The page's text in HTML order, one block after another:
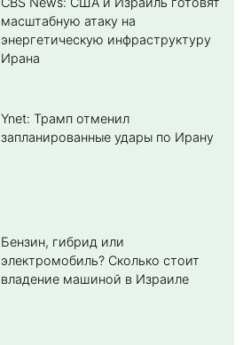
масштабную атаку на
энергетическую инфраструктуру
Ирана
Ynet: Трамп отменил
запланированные удары по Ирану
Бензин, гибрид или
электромобиль? Cколько стоит
владение машиной в Израиле